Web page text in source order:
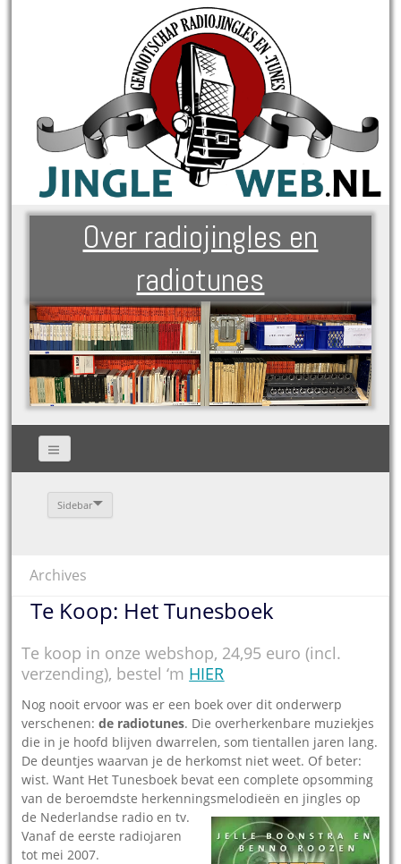
Over radiojingles en
radiotunes
Sidebar
Archives
Te Koop: Het Tunesboek
Te koop in onze webshop, 24,95 euro (incl.
verzending), bestel ‘m HIER
Nog nooit ervoor was er een boek over dit onderwerp
verschenen:de radiotunes. Die over­herkenbare muziekjes
die in je hoofd blijven dwarrelen, som tientallen jaren lang.
De deuntjes waarvan je de herkomst niet weet. Of beter:
wist. Want Het Tunesboek bevat een complete opsomming
van de beroemdste herkennings­melodieën en jingles op
de Nederlandse radio en tv.
Vanaf de eerste radiojaren
tot mei 2007.